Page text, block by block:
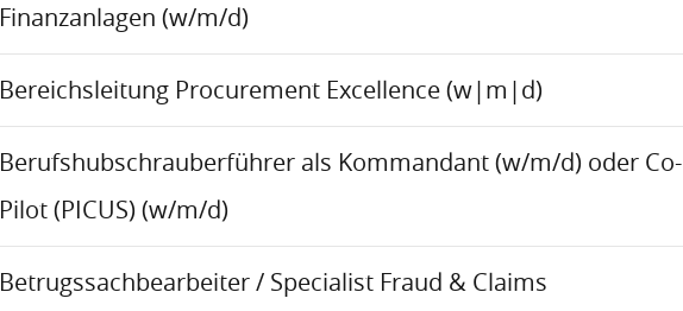
Finanzanlagen (w/m/d)
Bereichsleitung Procurement Excellence (w|m|d)
Berufshubschrauberführer als Kommandant (w/m/d) oder Co-
Pilot (PICUS) (w/m/d)
Betrugssachbearbeiter / Specialist Fraud & Claims